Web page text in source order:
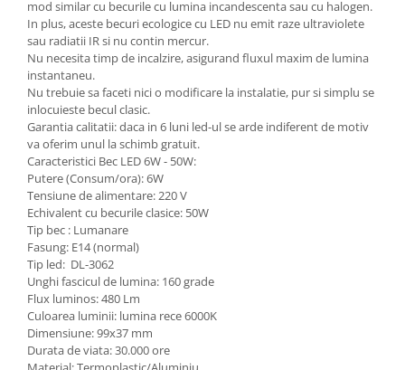
Paturi copii
Masa si scaune gradinita
Seturi comode living si dormitor
mod similar cu becurile cu lumina incandescenta sau cu halogen.
In plus, aceste becuri ecologice cu LED nu emit raze ultraviolete
sau radiatii IR si nu contin mercur.
Nu necesita timp de incalzire, asigurand fluxul maxim de lumina
instantaneu.
Nu trebuie sa faceti nici o modificare la instalatie, pur si simplu se
inlocuieste becul clasic.
Garantia calitatii: daca in 6 luni led-ul se arde indiferent de motiv
va oferim unul la schimb gratuit.
Caracteristici Bec LED 6W - 50W:
Putere (Consum/ora): 6W
Tensiune de alimentare: 220 V
Echivalent cu becurile clasice: 50W
Tip bec : Lumanare
Fasung: E14 (normal)
Tip led: DL-3062
Unghi fascicul de lumina: 160 grade
Flux luminos: 480 Lm
Culoarea luminii: lumina rece 6000K
Dimensiune: 99x37 mm
Durata de viata: 30.000 ore